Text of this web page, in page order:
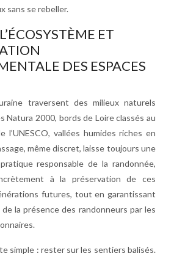
sans se rebeller.
ET
DES ESPACES
traversent des milieux naturels
Natura 2000, bords de Loire classés au
l’UNESCO, vallées humides riches en
même discret, laisse toujours une
responsable de la randonnée,
à la préservation de ces
futures, tout en garantissant
la présence des randonneurs par les
simple : rester sur les sentiers balisés.